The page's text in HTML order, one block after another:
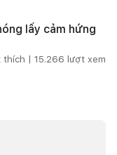
lấy cảm hứng
thích | 15.266 lượt xem